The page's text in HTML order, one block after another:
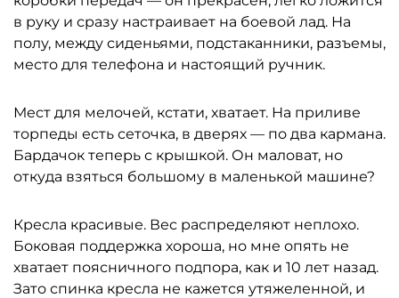
в руку и сразу настраивает на боевой лад. На
полу, между сиденьями, подстаканники, разъемы,
место для телефона и настоящий ручник.
Мест для мелочей, кстати, хватает. На приливе
торпеды есть сеточка, в дверях — по два кармана.
Бардачок теперь с крышкой. Он маловат, но
откуда взяться большому в маленькой машине?
Кресла красивые. Вес распределяют неплохо.
Боковая поддержка хороша, но мне опять не
хватает поясничного подпора, как и 10 лет назад.
Зато спинка кресла не кажется утяжеленной, и